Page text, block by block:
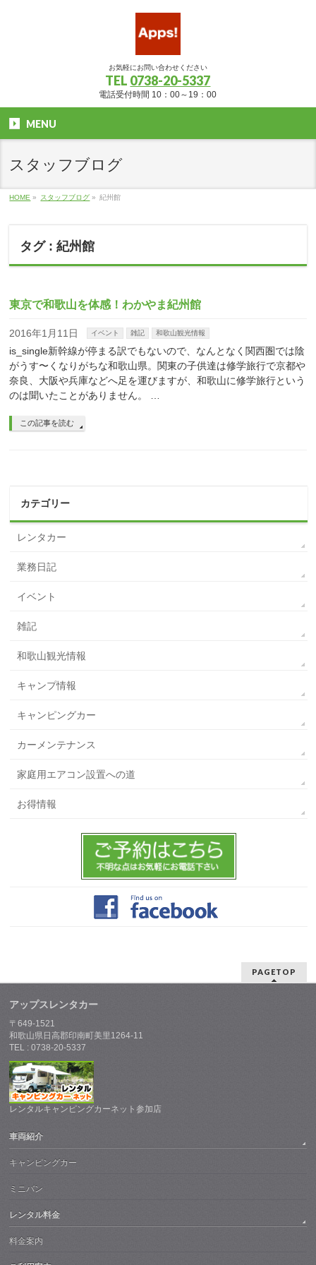
お気軽にお問い合わせください
TEL 0738-20-5337
電話受付時間 10：00～19：00
MENU
スタッフブログ
HOME » スタッフブログ » 紀州館
タグ : 紀州館
東京で和歌山を体感！わかやま紀州館
2016年1月11日 イベント 雑記 和歌山観光情報
is_single新幹線が停まる訳でもないので、なんとなく関西圏では陰
がうす〜くなりがちな和歌山県。関東の子供達は修学旅行で京都や
奈良、大阪や兵庫などへ足を運びますが、和歌山に修学旅行という
のは聞いたことがありません。 …
この記事を読む
カテゴリー
レンタカー
業務日記
イベント
雑記
和歌山観光情報
キャンプ情報
キャンピングカー
カーメンテナンス
家庭用エアコン設置への道
お得情報
PAGETOP
アップスレンタカー
〒649-1521
和歌山県日高郡印南町美里1264-11
TEL : 0738-20-5337
レンタルキャンピングカーネット参加店
車両紹介
キャンピングカー
ミニバン
レンタル料金
料金案内